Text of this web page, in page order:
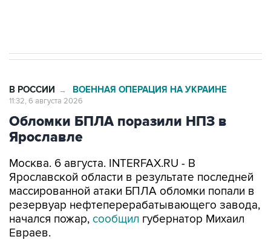
В РОССИИ → ВОЕННАЯ ОПЕРАЦИЯ НА УКРАИНЕ
11:32, 6 августа 2026
Обломки БПЛА поразили НПЗ в
Ярославле
Москва. 6 августа. INTERFAX.RU - В
Ярославской области в результате последней
массированной атаки БПЛА обломки попали в
резервуар нефтеперерабатывающего завода,
начался пожар, сообщил губернатор Михаил
Евраев.